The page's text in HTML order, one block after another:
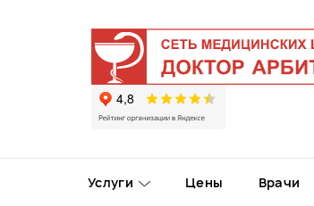
Услуги Цены Врачи